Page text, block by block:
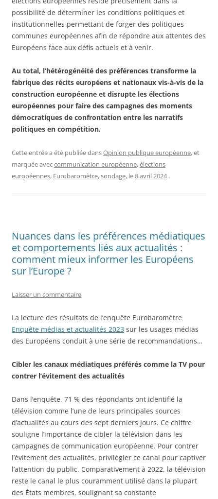
possibilité de déterminer les conditions politiques et
institutionnelles permettant de forger des politiques
communes européennes afin de répondre aux attentes des
Européens face aux défis actuels et à venir.
Au total, l’hétérogénéité des préférences transforme la
fabrique des récits européens et nationaux vis-à-vis de la
construction européenne et disrupte les élections
européennes pour faire des campagnes des moments
démocratiques de confrontation entre les narratifs
politiques en compétition.
Cette entrée a été publiée dansOpinion publique européenne, et
marquée aveccommunication européenne,élections
européennes, Eurobaromètre,sondage, le8 avril 2024 .
Nuances dans les préférences médiatiques
et comportements liés aux actualités :
comment mieux informer les Européens
sur l’Europe ?
Laisser un commentaire
La lecture des résultats de l’enquête Eurobaromètre
Enquête médias et actualités 2023 sur les usages médias
des Européens conduit à une série de recommandations…
Cibler les canaux médiatiques préférés comme la TV pour
contrer l’évitement des actualités
Dans l’enquête, 71 % des répondants ont identifié la
télévision comme l’une de leurs principales sources
d’actualités au cours des sept derniers jours. Ce chiffre
souligne l’importance de cibler la télévision dans les
campagnes de communication européenne. Pour contrer
l’évitement des actualités, privilégier ce canal pour captiver
l’attention du public. Comparativement à 2022, la télévision
reste le canal le plus couramment utilisé dans la plupart
des États membres, soulignant sa constante